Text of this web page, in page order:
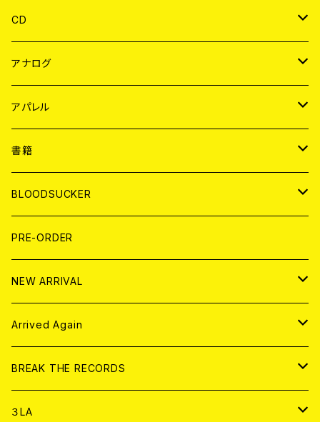
CD
JAPAN
WORLD
アナログ
JAPAN
７EP
LP
WORLD
7EP
LP
アパレル
JAPAN
T-shirt
HOOD
WORLD
T-shirt
HOOD
書籍
MAGAZINE
BOLLOCKS
EL ZINE
写真集 (PHOTOBOOK)
BLOODSUCKER
CD
アナログ
アパレル
書籍
DIGITAL CONTENTS
PRE-ORDER
NEW ARRIVAL
CD
アナログ
Arrived Again
CD
アナログ
BREAK THE RECORDS
CD
３LA